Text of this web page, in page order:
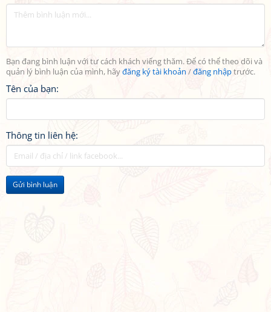
Bạn đang bình luận với tư cách khách viếng thăm. Để có thể theo dõi và
quản lý bình luận của mình, hãyđăng ký tài khoản /đăng nhậptrước.
Tên của bạn:
Thông tin liên hệ:
Gửi bình luận